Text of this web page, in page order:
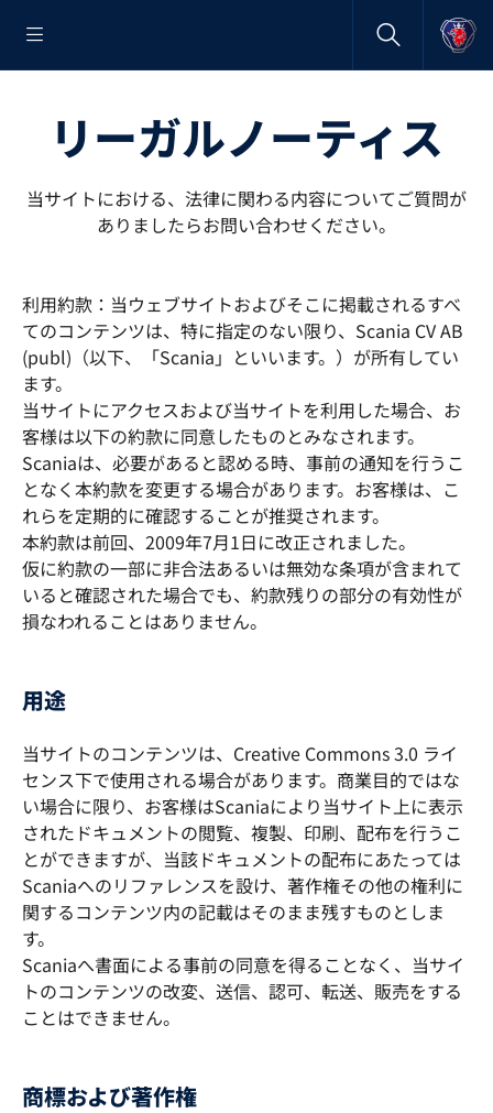
リーガルノーティス
当サイトにおける、法律に関わる内容についてご質問が
ありましたらお問い合わせください。
利用約款：当ウェブサイトおよびそこに掲載されるすべ
てのコンテンツは、特に指定のない限り、Scania CV AB
(publ)（以下、「Scania」といいます。）が所有してい
ます。
当サイトにアクセスおよび当サイトを利用した場合、お
客様は以下の約款に同意したものとみなされます。
Scaniaは、必要があると認める時、事前の通知を行うこ
となく本約款を変更する場合があります。お客様は、こ
れらを定期的に確認することが推奨されます。
本約款は前回、2009年7月1日に改正されました。
仮に約款の一部に非合法あるいは無効な条項が含まれて
いると確認された場合でも、約款残りの部分の有効性が
損なわれることはありません。
用途
当サイトのコンテンツは、Creative Commons 3.0 ライ
センス下で使用される場合があります。商業目的ではな
い場合に限り、お客様はScaniaにより当サイト上に表示
されたドキュメントの閲覧、複製、印刷、配布を行うこ
とができますが、当該ドキュメントの配布にあたっては
Scaniaへのリファレンスを設け、著作権その他の権利に
関するコンテンツ内の記載はそのまま残すものとしま
す。
Scaniaへ書面による事前の同意を得ることなく、当サイ
トのコンテンツの改変、送信、認可、転送、販売をする
ことはできません。
商標および著作権